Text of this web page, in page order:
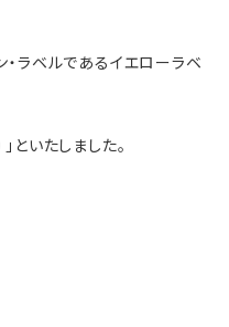
・ラベルであるイエローラベ
といたしました。